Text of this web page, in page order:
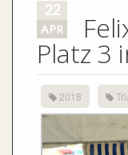
22
APR
Platz 3
2018